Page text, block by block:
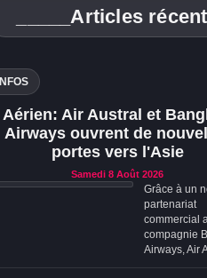
_____Articles
INFOS
Aérien: Air Austral et
Airways ouvrent de
portes vers l'Asie
Samedi 8 Août 2026
Grâce à un
partenariat
commercial
compagnie
Airways, Air